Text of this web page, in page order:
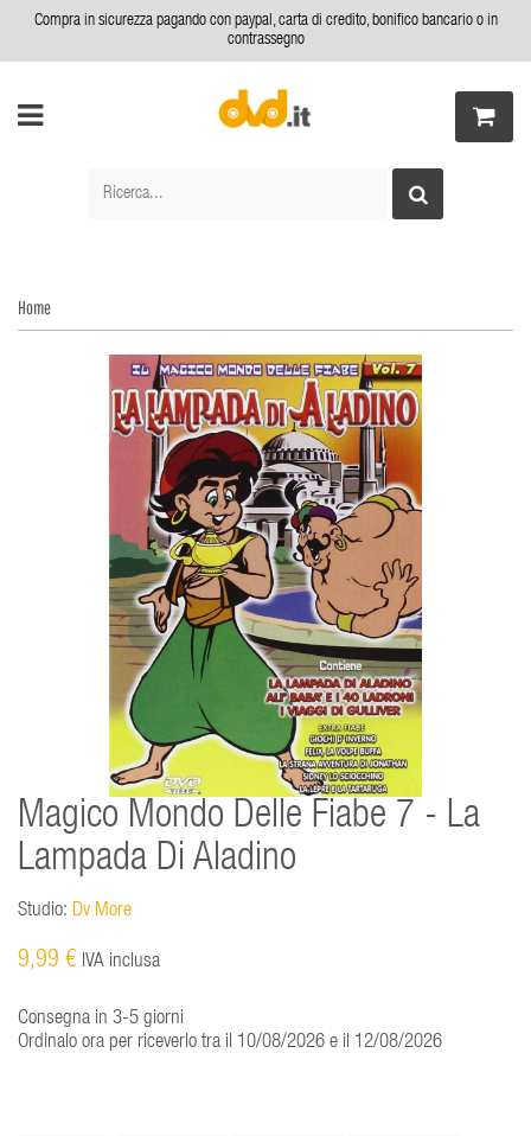
Compra in sicurezza pagando con paypal, carta di credito, bonifico bancario o in
contrassegno
Home
Magico Mondo Delle Fiabe 7 - La
Lampada Di Aladino
Studio: Dv More
9,99 € IVA inclusa
Consegna in 3-5 giorni
Ordinalo ora per riceverlo tra il 10/08/2026 e il 12/08/2026